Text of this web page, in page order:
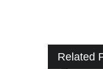
Related